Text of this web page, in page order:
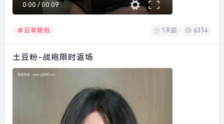
0:00 / 00:09
日常随拍 1天前 6334
土豆粉-战袍限时返场